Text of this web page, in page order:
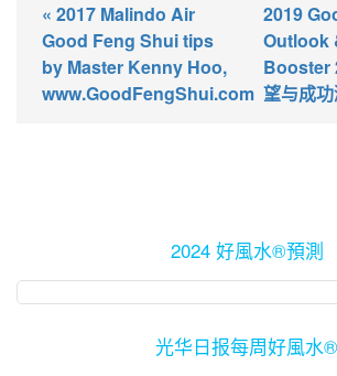
« 2017 Malindo Air
Good Feng Shui tips
by Master Kenny Hoo,
www.GoodFengShui.com
2019
Outlook
Booster
望与成
2024 好風水®預測
光华日报每周好風水®